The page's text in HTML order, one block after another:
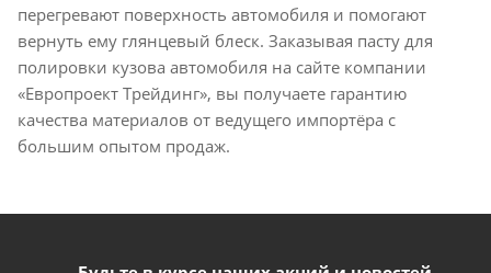
перегревают поверхность автомобиля и помогают
вернуть ему глянцевый блеск. Заказывая пасту для
полировки кузова автомобиля на сайте компании
«Европроект Tрейдинг», вы получаете гарантию
качества материалов от ведущего импортёра с
большим опытом продаж.